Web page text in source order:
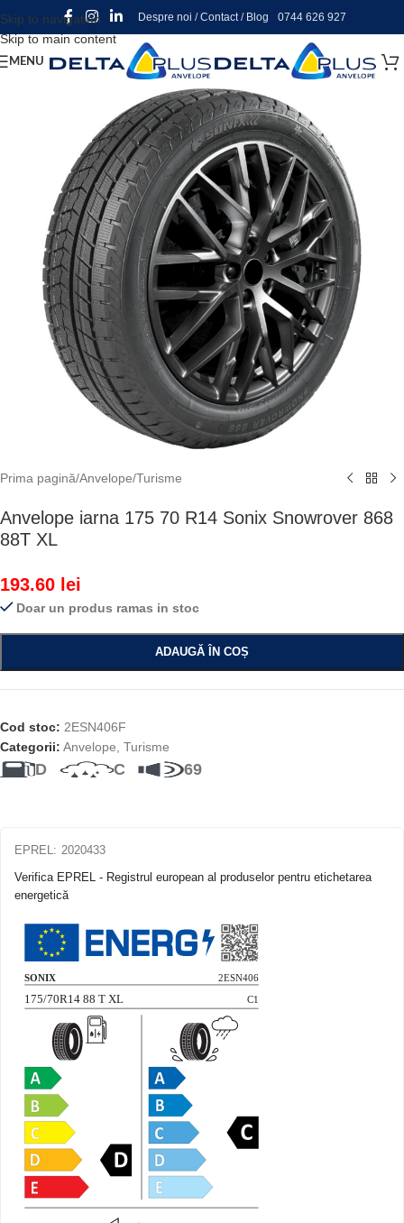
Skip to navigation
Skip to main content
Despre noi /Contact/ Blog 0744 626 927
MENU
Prima pagină/Anvelope/Turisme
Anvelope iarna 175 70 R14 Sonix Snowrover 868
88T XL
193.60 lei
Doar un produs ramas in stoc
ADAUGĂ ÎN COȘ
Cod stoc: 2ESN406F
Categorii: Anvelope Turisme
D C 69
EPREL: 2020433
Verifica EPREL - Registrul european al produselor pentru etichetarea
energetică